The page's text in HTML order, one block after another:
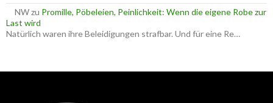
NWzu Promille, Pöbeleien, Peinlichkeit: Wenn die eigene Robe zur
Last wird
Natürlich waren ihre Beleidigungen strafbar. Und für eine Re…